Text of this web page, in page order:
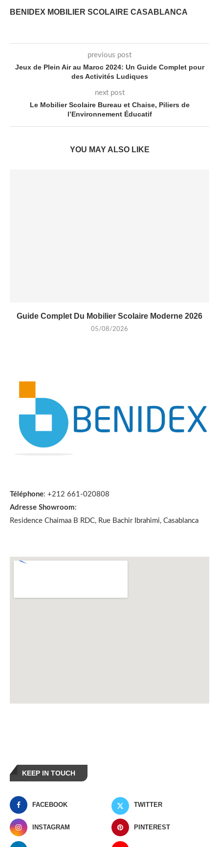
BENIDEX MOBILIER SCOLAIRE CASABLANCA
previous post
Jeux de Plein Air au Maroc 2024: Un Guide Complet pour
des Activités Ludiques
next post
Le Mobilier Scolaire Bureau et Chaise, Piliers de
l’Environnement Éducatif
YOU MAY ALSO LIKE
Guide Complet Du Mobilier Scolaire Moderne 2026
05/08/2026
Téléphone: +212 661-020808
Adresse Showroom:
Residence Chaimaa B RDC, Rue Bachir Ibrahimi, Casablanca
KEEP IN TOUCH
FACEBOOK TWITTER
INSTAGRAM PINTEREST